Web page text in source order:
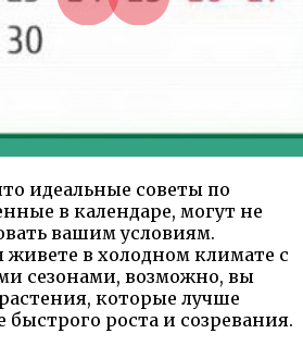
идеальные советы по
в календаре, могут не
вашим условиям.
в холодном климате с
сезонами, возможно, вы
которые лучше
быстрого роста и созревания.